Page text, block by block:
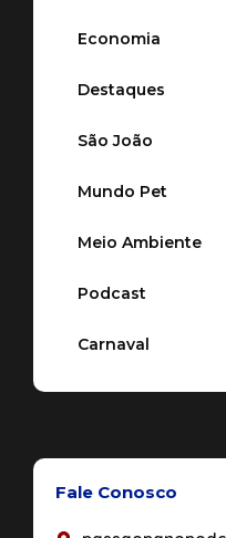
Economia
Destaques
São João
Mundo Pet
Meio Ambiente
Podcast
Carnaval
Fale Conosco